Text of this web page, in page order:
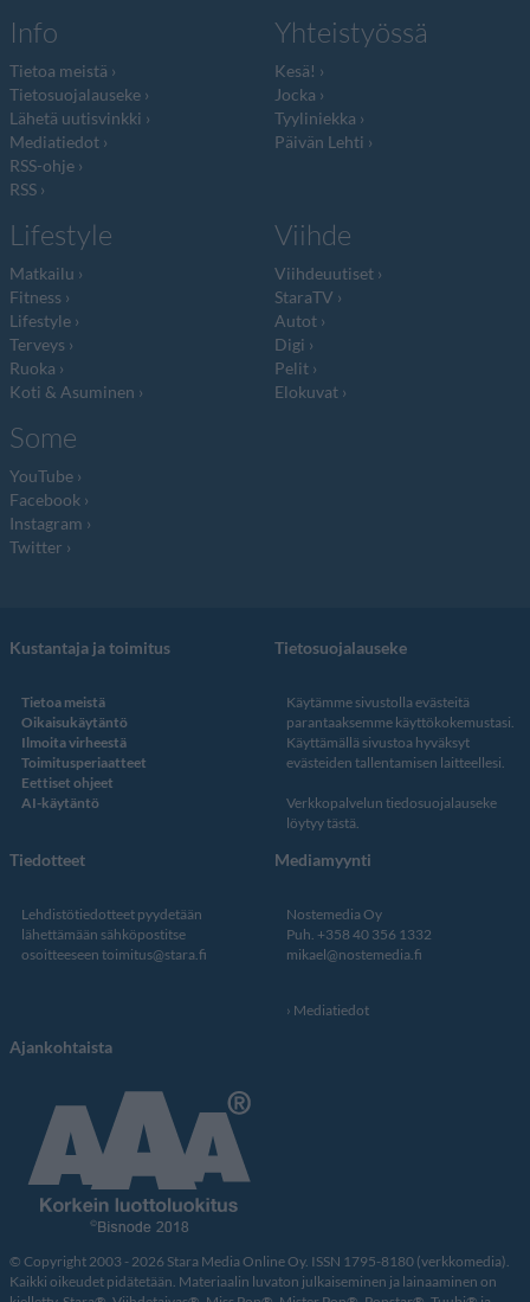
Info
Tietoa meistä
Tietosuojalauseke
Lähetä uutisvinkki
Mediatiedot
RSS-ohje
RSS
Yhteistyössä
Kesä!
Jocka
Tyyliniekka
Päivän Lehti
Lifestyle
Matkailu
Fitness
Lifestyle
Terveys
Ruoka
Koti & Asuminen
Viihde
Viihdeuutiset
StaraTV
Autot
Digi
Pelit
Elokuvat
Some
YouTube
Facebook
Instagram
Twitter
Kustantaja ja toimitus
Tietoa meistä
Oikaisukäytäntö
Ilmoita virheestä
Toimitusperiaatteet
Eettiset ohjeet
AI-käytäntö
Tietosuojalauseke
Käytämme sivustolla evästeitä
parantaaksemme käyttökokemustasi.
Käyttämällä sivustoa hyväksyt
evästeiden tallentamisen laitteellesi.
Verkkopalvelun tiedosuojalauseke
löytyy tästä.
Tiedotteet
Lehdistötiedotteet pyydetään
lähettämään sähköpostitse
osoitteeseen toimitus@stara.fi
Mediamyynti
Nostemedia Oy
Puh. +358 40 356 1332
mikael@nostemedia.fi
Mediatiedot
Ajankohtaista
© Copyright 2003 - 2026 Stara Media Online Oy. ISSN 1795-8180 (verkkomedia).
Kaikki oikeudet pidätetään. Materiaalin luvaton julkaiseminen ja lainaaminen on